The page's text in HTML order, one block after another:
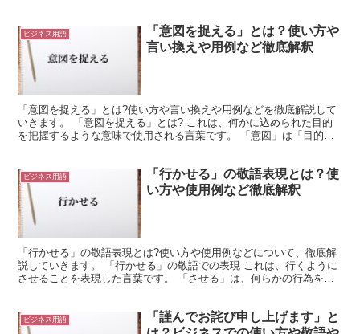
ビジネス用語
「意図を捉える」とは？使い方や
言い換えや用例など徹底解釈
「意図を捉える」とは?使い方や言い換えや用例などを徹底解説して
いきます。 「意図を捉える」とは? これは、何かに込められた目的
を把握するような意味で使用される言葉です。 「意図」は「目的」
ビジネス用語
「行かせる」の敬語表現とは？使
い方や使用例など徹底解釈
「行かせる」の敬語表現とは?使い方や使用例などについて、徹底解
説していきます。 「行かせる」の敬語での表現 これは、行くように
させることを表現した言葉です。 「させる」は、何らかの行為を仕
ビジネス用語
「謹んでお詫び申し上げます」と